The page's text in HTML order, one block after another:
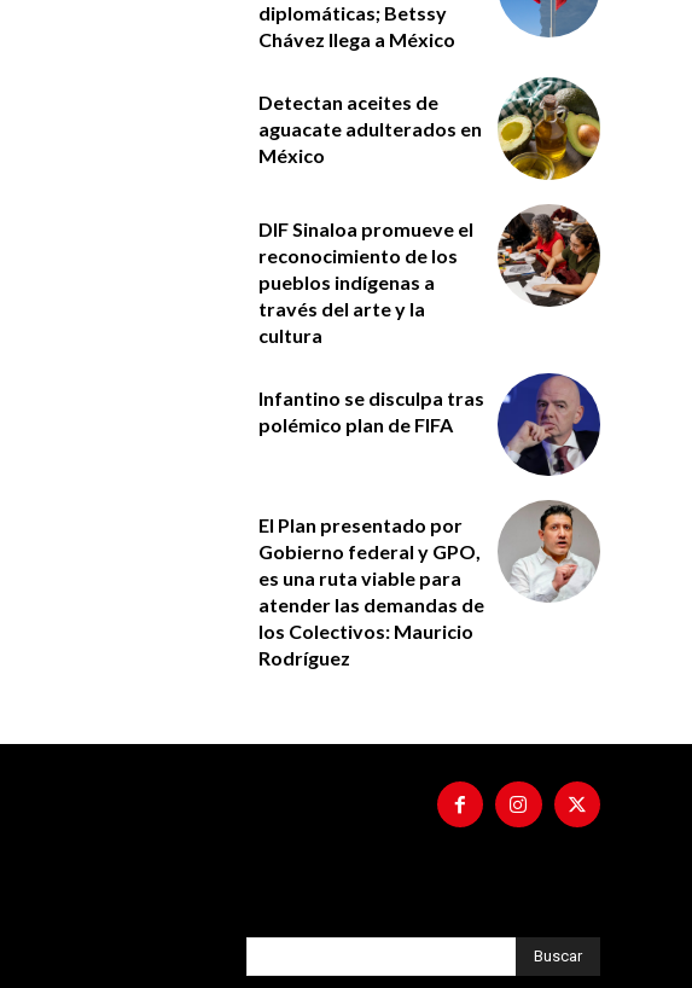
diplomáticas; Betssy
Chávez llega a México
Detectan aceites de
aguacate adulterados en
México
DIF Sinaloa promueve el
reconocimiento de los
pueblos indígenas a
través del arte y la
cultura
Infantino se disculpa tras
polémico plan de FIFA
El Plan presentado por
Gobierno federal y GPO,
es una ruta viable para
atender las demandas de
los Colectivos: Mauricio
Rodríguez
Buscar